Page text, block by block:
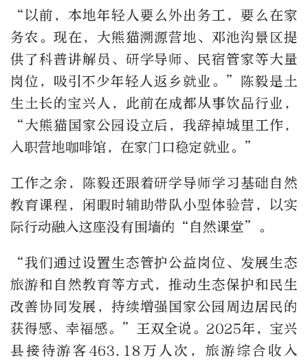
“以前，本地年轻人要么外出务工，要么在家
务农。现在，大熊猫溯源营地、邓池沟景区提
供了科普讲解员、研学导师、民宿管家等大量
岗位，吸引不少年轻人返乡就业。”陈毅是土
生土长的宝兴人，此前在成都从事饮品行业，
“大熊猫国家公园设立后，我辞掉城里工作，
入职营地咖啡馆，在家门口稳定就业。”
工作之余，陈毅还跟着研学导师学习基础自然
教育课程，闲暇时辅助带队小型体验营，以实
际行动融入这座没有围墙的“自然课堂”。
“我们通过设置生态管护公益岗位、发展生态
旅游和自然教育等方式，推动生态保护和民生
改善协同发展，持续增强国家公园周边居民的
获得感、幸福感。”王双全说。2025年，宝兴
县接待游客463.18万人次，旅游综合收入